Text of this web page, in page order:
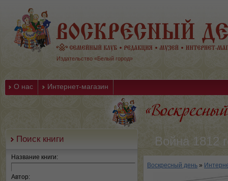
Издательство «Белый город»
О нас Интернет-магазин
Поиск книги
Название книги:
Автор:
Война 1812
Воскресный день »